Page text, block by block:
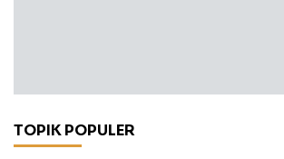
TOPIK POPULER